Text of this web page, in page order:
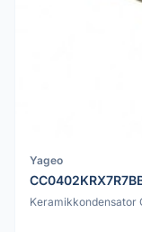
Yageo
Keramikkondensator